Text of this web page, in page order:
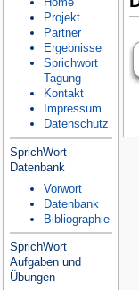
Projekt
Partner
Ergebnisse
Sprichwort
Tagung
Kontakt
Impressum
Datenschutz
SprichWort
Datenbank
Vorwort
Datenbank
Bibliographie
SprichWort
Aufgaben und
Übungen